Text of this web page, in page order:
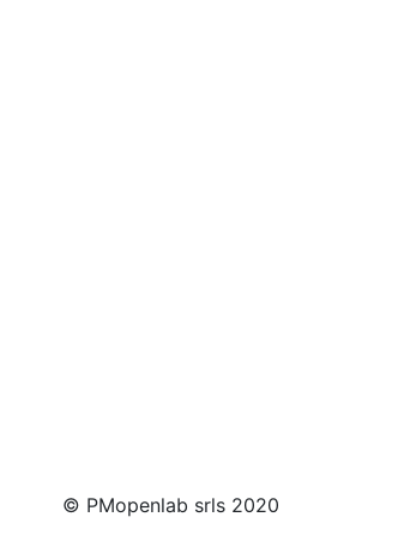
© PMopenlab srls 2020